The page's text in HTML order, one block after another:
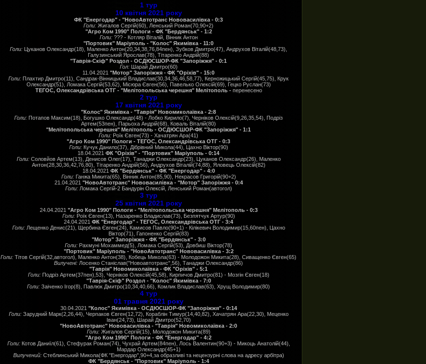
1 тур
10 квітня 2021 року
ФК "Енергодар" - "НовоАвтотранс Нововасилівка - 0:3
Голи: Жигалов Сергій(60), Ленський Роман(70,90+2)
"Агро Ком 1990" Пологи - ФК "Бердянськ" - 1:2
Голи:??? - Котляр Віталій, Вінник Антон
"Портовик" Маріуполь - "Колос" Якимівка - 11:0
Голи: Цуканов Олександр(18), Маленко Антон(20,34,38,76,84пен), Зубков Дмитро(47), Андрухов Віталій(48,73),
Галузинський Ярослав(78), Тітаренко Андрій(88)
"Таврія-Скіф" Роздол - ОСДЮСШОР-ФК "Запоріжжя" - 0:1
Гол: Шарай Дмитро(60)
11.04.2021 "Мотор" Запоріжжя - ФК "Оріхів" - 15:0
Голи: Плахтир Дмитро(11), Сандрак-Вінницький Владислав(30,34,36,46,58,77), Керножицький Сергій(45,75), Крук
Олександр(51), Ломака Сергій(53,62), Місюра Євген(56), Павелько Олексій(69), Гецко Руслан(73)
ТЕГОС, Олександрівська ОТГ - "Мелітопольська черешня" Мелітополь - перенесено
2 тур
17 квітня 2021 року
"Колос" Якимівка - "Таврія" Новомиколаївка - 2:8
Голи: Потапов Максим(18), Богушко Олександр(48) - Лобко Кирило(7), Черніков Олексій(9,26,35,54), Подріз
Артем(53пен), Парьоха Андрій(68), Коваль Віталій(80)
"Мелітопольська черешня" Мелітополь - ОСДЮСШОР-ФК "Запоріжжя" - 1:1
Голи: Роїк Євген(73) - Хачатрян Ара(41)
"Агро Ком 1990" Пологи - ТЕГОС, Олександрівська ОТГ - 0:3
Голи: Кучук Данило(37), Дібрівний Микола(44), Цахно Віктор(90)
18.04.2021 ФК "Оріхів" - "Портовик" Маріуполь - 0:14
Голи:Соловйов Артем(13), Денисов Олег(17), Танаджи Олександр(23), Цуканов Олександр(26), Маленко
Антон(28,30,36,42,76,80), Тітаренко Андрій(56), Андрухов Віталій(74,88), Яловець Олексій(82)
18.04.2021 ФК "Бердянськ" - ФК "Енергодар" - 4:0
Голи: Ганжа Микита(65), Вінник Антон(85,90), Некрасов Григорій(90+2)
21.04.2021 "НовоАвтотранс" Нововасилівка - "Мотор" Запоріжжя - 0:4
Голи: Ломака Сергій-2 Бандурін Олексій, Ленський Роман(автогол)
3 тур
25 квітня 2021 року
24.04.2021 "Агро Ком 1990" Пологи - "Мелітопольська черешня" Мелітополь - 0:3
Голи: Роїк Євген(13), Назаренко Владислав(73), Безпятчук Артур(90)
24.04.2021 ФК "Енергодар" - ТЕГОС, Олександрівська ОТГ - 3:4
Голи: Лещенко Денис(21), Щербина Євген(24), Камисов Павло(90+1) - Кілікевич Володимир(15,60пен), Цахно
Віктор(71), Гапоненко Сергій(83)
"Мотор" Запоріжжя - ФК "Бердянськ" - 3:0
Голи: Рахмуні Мохаммед(5), Ломака Сергій(53), Довбиш Віктор(78)
"Портовик" Маріуполь - "НовоАвтотранс" Нововасилівка - 3:2
Голи: Тітов Сергій(32,автогол), Маленко Антон(38), Кобець Микола(63) - Молодожон Микита(28), Сиващенко Євген(65)
Вилучені: Лосенко Станіслав("Новоавтотранс",56), Танаджи Олександр(86)
"Таврія" Новомиколаївка - ФК "Оріхів" - 5:1
Голи: Подріз Артем(37пен),53), Черніков Олексій(45,58), Кирпичов Дмитро(81) - Мозгін Євген(18)
"Таврія-Скіф" Роздол - "Колос" Якимівка - 7:0
Голи: Заіченко Ігор(8), Павлюк Дмитро(10,34,40,66), Комлик Владислав(63), Хрущ Володимир(80)
4 тур
01 травня 2021 року
30.04.2021 "Колос" Якимівка - ОСДЮСШОР-ФК "Запоріжжя" - 0:14
Голи: Зарудний Марк(2,26,44), Черпаков Євген(12,72), Кораблін Тимур(14,40,82), Хачатрян Ара(22,30), Меценко
Іван(24,73), Шарай Дмитро(52,70)
"НовоАвтотранс" Нововасилівка - "Таврія" Новомиколаївка - 2:0
Голи: Жигалов Сергій(15), Молодожон Микита(89)
"Агро Ком 1990" Пологи - ФК "Енергодар" - 4:2
Голи:Котов Даниїл(61), Стефурак Роман(74), Чухрай Артем(84пен), Лось Валентин(90+3) - Микоць Анатолій(44),
Мардар Олександр(45+1)
Вилучений: Стеблинський Микола(ФК "Енергодар",90+4,за образливі та нецензурні слова на адресу арбітра)
ФК "Бердянськ - "Портовик" Маріуполь - 1:4